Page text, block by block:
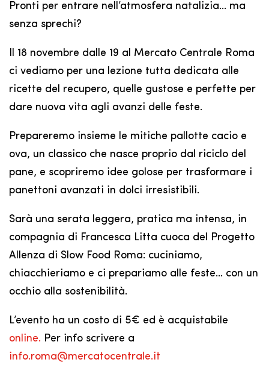
Pronti per entrare nell’atmosfera natalizia… ma
senza sprechi?
Il 18 novembre dalle 19 al Mercato Centrale Roma
ci vediamo per una lezione tutta dedicata alle
ricette del recupero, quelle gustose e perfette per
dare nuova vita agli avanzi delle feste.
Prepareremo insieme le mitiche pallotte cacio e
ova, un classico che nasce proprio dal riciclo del
pane, e scopriremo idee golose per trasformare i
panettoni avanzati in dolci irresistibili.
Sarà una serata leggera, pratica ma intensa, in
compagnia di Francesca Litta cuoca del Progetto
Allenza di Slow Food Roma: cuciniamo,
chiacchieriamo e ci prepariamo alle feste… con un
occhio alla sostenibilità.
L’evento ha un costo di 5€ ed è acquistabile
online. Per info scrivere a
info.roma@mercatocentrale.it